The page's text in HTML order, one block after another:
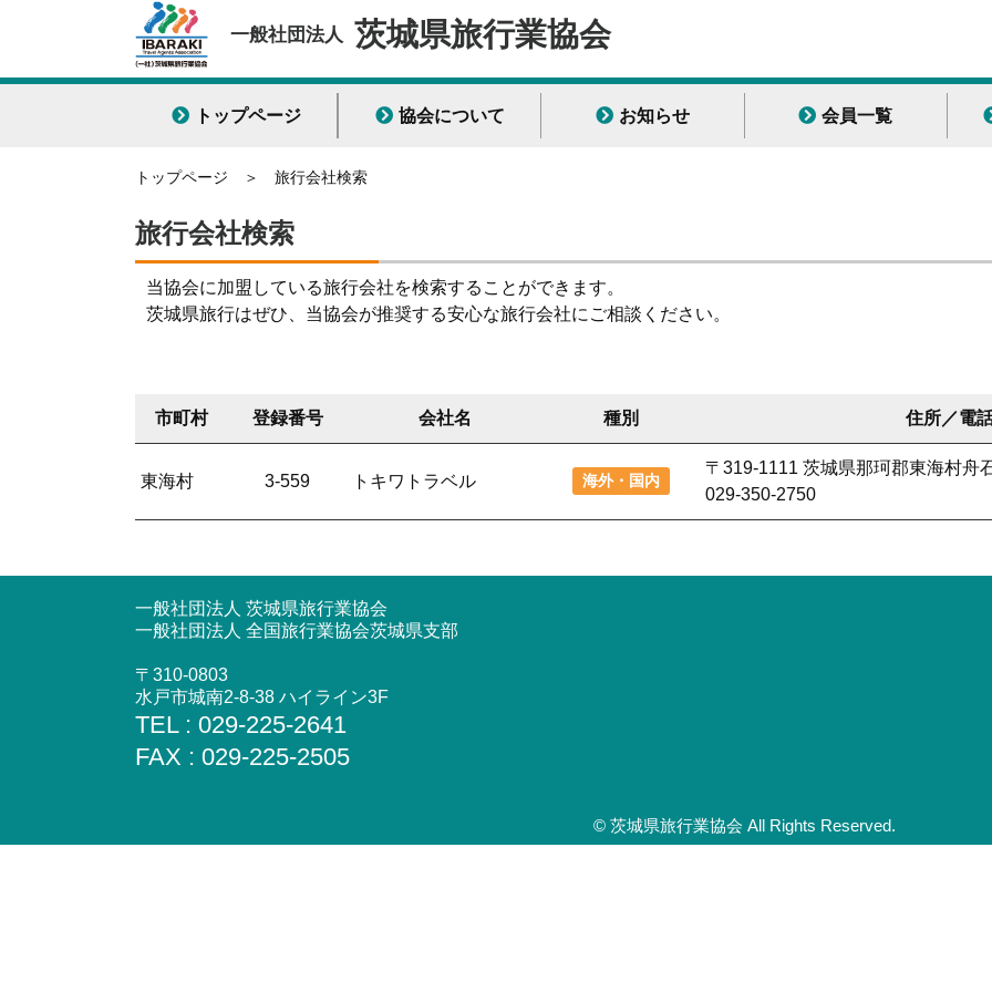
一般社団法人 茨城県旅行業協会
トップページ 協会について お知らせ 会員一覧
トップページ ＞ 旅行会社検索
旅行会社検索
当協会に加盟している旅行会社を検索することができます。
茨城県旅行はぜひ、当協会が推奨する安心な旅行会社にご相談ください。
市町村 登録番号 会社名 種別 住所／電
東海村 3-559 トキワトラベル 海外・国内
〒319-1111 茨城県那珂郡東海村舟
029-350-2750
一般社団法人 茨城県旅行業協会
一般社団法人 全国旅行業協会茨城県支部
〒310-0803
水戸市城南2-8-38 ハイライン3F
TEL : 029-225-2641
FAX : 029-225-2505
© 茨城県旅行業協会 All Rights Reserved.